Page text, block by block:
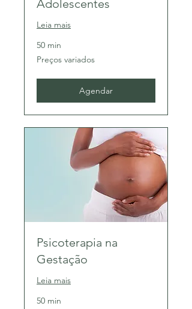
Adolescentes
Leia mais
50 min
Preços
variados
Preços variados
Agendar
Psicoterapia na
Gestação
Leia mais
50 min